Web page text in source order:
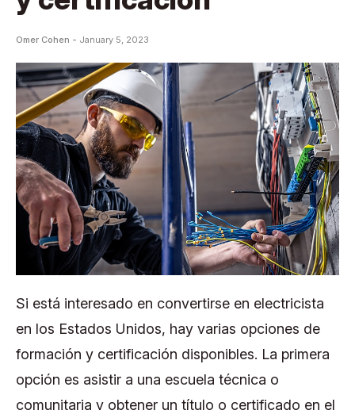
Omer Cohen - January 5, 2023
Si está interesado en convertirse en electricista
en los Estados Unidos, hay varias opciones de
formación y certificación disponibles. La primera
opción es asistir a una escuela técnica o
comunitaria y obtener un título o certificado en el